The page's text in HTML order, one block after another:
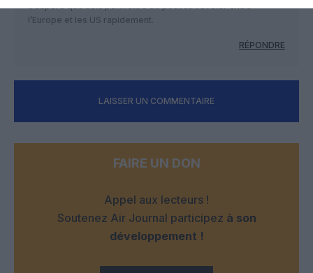
J’espère que cela permettra de pouvoir revoler entre
l’Europe et les US rapidement.
RÉPONDRE
LAISSER UN COMMENTAIRE
FAIRE UN DON
Appel aux lecteurs !
Soutenez Air Journal participez à son
développement !